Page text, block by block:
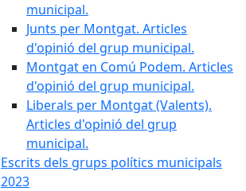
municipal.
Junts per Montgat. Articles
d'opinió del grup municipal.
Montgat en Comú Podem. Articles
d'opinió del grup municipal.
Liberals per Montgat (Valents).
Articles d'opinió del grup
municipal.
Escrits dels grups polítics municipals
2023